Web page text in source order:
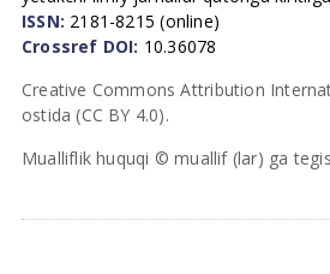
ISSN: 2181-8215 (online)
Crossref DOI: 10.36078
Creative Commons Attribution
ostida (CC BY 4.0).
Mualliflik huquqi © muallif (lar) ga